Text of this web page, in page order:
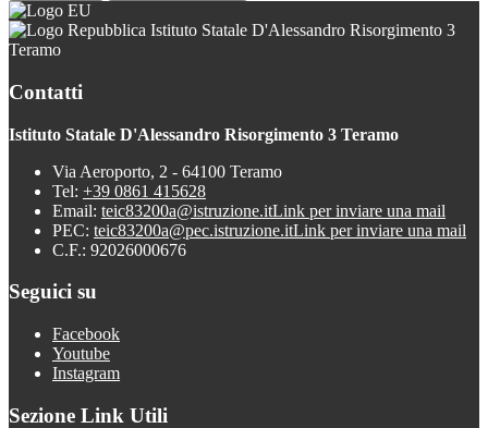
Istituto Statale D'Alessandro Risorgimento 3
Teramo
Contatti
Istituto Statale D'Alessandro Risorgimento 3 Teramo
Via Aeroporto, 2 - 64100 Teramo
Tel: +39 0861 415628
Email: teic83200a@istruzione.itLink per inviare una mail
PEC: teic83200a@pec.istruzione.itLink per inviare una mail
C.F.: 92026000676
Seguici su
Facebook
Youtube
Instagram
Sezione Link Utili